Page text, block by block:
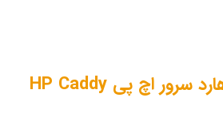
کدی 3.5 اینچی هارد سرور اچ پی HP Caddy